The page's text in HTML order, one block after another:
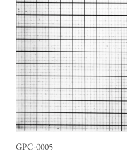
GPC-0005